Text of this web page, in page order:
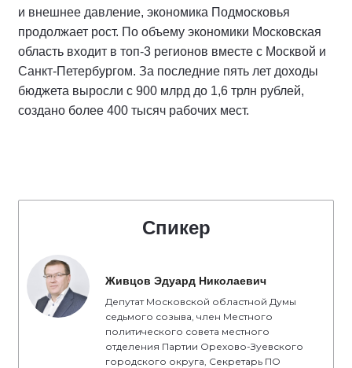
и внешнее давление, экономика Подмосковья
продолжает рост. По объему экономики Московская
область входит в топ-3 регионов вместе с Москвой и
Санкт-Петербургом. За последние пять лет доходы
бюджета выросли с 900 млрд до 1,6 трлн рублей,
создано более 400 тысяч рабочих мест.
Спикер
Живцов Эдуард Николаевич
Депутат Московской областной Думы
седьмого созыва, член Местного
политического совета местного
отделения Партии Орехово-Зуевского
городского округа, Секретарь ПО